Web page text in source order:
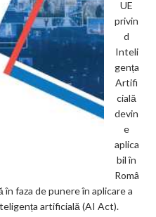
UE
privin
d
Inteli
gența
Artifi
cială
devin
e
aplica
bil în
Româ
faza de punere în aplicare a
artificială (AI Act).